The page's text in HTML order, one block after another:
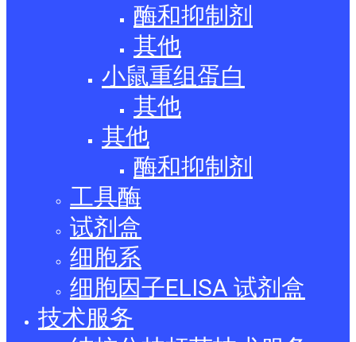
酶和抑制剂
其他
小鼠重组蛋白
其他
其他
酶和抑制剂
工具酶
试剂盒
细胞系
细胞因子ELISA 试剂盒
技术服务